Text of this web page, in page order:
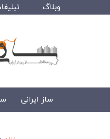
وبلاگ
ساز ایرانی